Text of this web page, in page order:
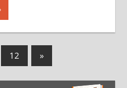
12
Next
Posts
»